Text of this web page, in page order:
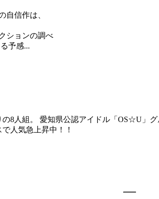
自信作は、
ションの調べ
予感...
8人組。 愛知県公認アイドル「OS☆U」
人気急上昇中！！